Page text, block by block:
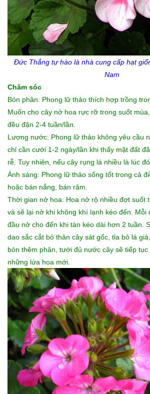
Đức Thắng tự hào là nhà cung cấp hạt
Nam
Chăm sóc
Bón phân: Phong lữ thảo thích hợp trồng
Muốn cho cây nở hoa rực rỡ trong suốt
đều đặn 2-4 tuần/lần.
Lượng nước: Phong lữ thảo không yêu cầu
chỉ cần cưới 1-2 ngày/lần khi thấy mặt đất
rễ. Tuy nhiên, nếu cây rụng lá nhiều là lúc
Ánh sáng: Phong lữ thảo sống tốt trong cả
hoặc bán nắng, bán râm.
Thời gian nở hoa: Hoa nở rộ nhiều đợt suốt
và sẽ lại nở khi không khí lạnh kéo đến. Mỗi
đầu nở cho đến khi tàn kéo dài hơn 2 tuần.
dao sắc cắt bỏ thân cây sát gốc, tỉa bỏ lá
bón thêm phân, tưới đủ nước cây sẽ tiếp
những lứa hoa mới.